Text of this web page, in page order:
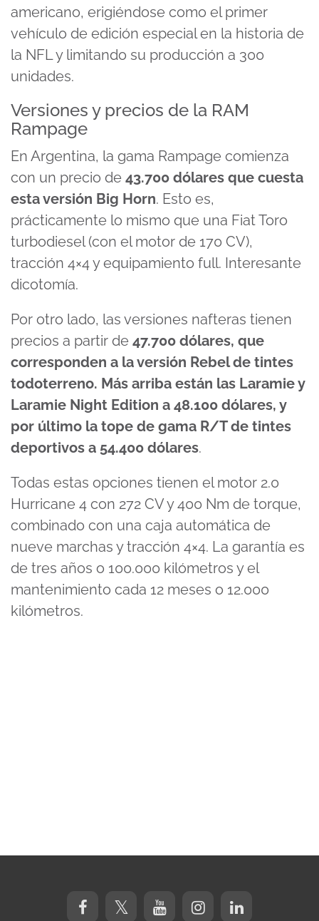
americano, erigiéndose como el primer
vehículo de edición especial en la historia de
la NFL y limitando su producción a 300
unidades.
Versiones y precios de la RAM
Rampage
En Argentina, la gama Rampage comienza
con un precio de 43.700 dólares que cuesta
esta versión Big Horn. Esto es,
prácticamente lo mismo que una Fiat Toro
turbodiesel (con el motor de 170 CV),
tracción 4×4 y equipamiento full. Interesante
dicotomía.
Por otro lado, las versiones nafteras tienen
precios a partir de 47.700 dólares, que
corresponden a la versión Rebel de tintes
todoterreno. Más arriba están las Laramie y
Laramie Night Edition a 48.100 dólares, y
por último la tope de gama R/T de tintes
deportivos a 54.400 dólares.
Todas estas opciones tienen el motor 2.0
Hurricane 4 con 272 CV y 400 Nm de torque,
combinado con una caja automática de
nueve marchas y tracción 4×4. La garantía es
de tres años o 100.000 kilómetros y el
mantenimiento cada 12 meses o 12.000
kilómetros.